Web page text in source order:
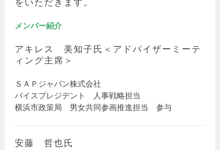
をいただきます。
メンバー紹介
アキレス 美知子氏＜アドバイザーミーテ
ィング主席＞
ＳＡＰジャパン株式会社
バイスプレジデント 人事戦略担当
横浜市政策局 男女共同参画推進担当 参与
安藤 哲也氏